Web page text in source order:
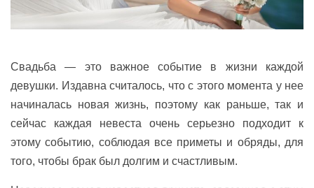
Свадьба — это важное событие в жизни каждой
девушки. Издавна считалось, что с этого момента у нее
начиналась новая жизнь, поэтому как раньше, так и
сейчас каждая невеста очень серьезно подходит к
этому событию, соблюдая все приметы и обряды, для
того, чтобы брак был долгим и счастливым.